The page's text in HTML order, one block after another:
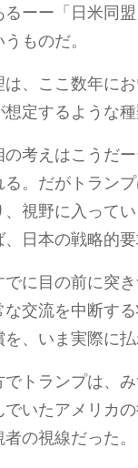
るーー「日米同
ものだ。
、ここ数年に
定するような
考えはこうだ
る。だがトラン
視野に入って
日本の戦略的
に目の前に突
な交流を中断す
、いま実際に
トランプは、
でいたアメリカ
の視線だった。